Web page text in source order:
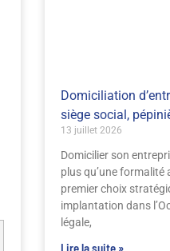
Domiciliation
siège social,
13 juillet 2026
Domicilier son
plus qu’une formalité
premier choix
implantation dans
légale,
Lire la suite »